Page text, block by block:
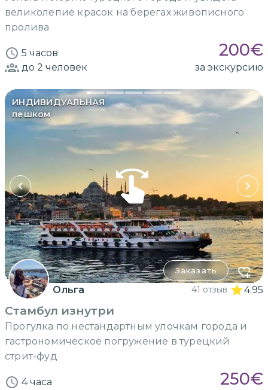
великолепие красок на берегах живописного
пролива
5 часов 200€
до 2 человек за экскурсию
ИНДИВИДУАЛЬНАЯ
пешком
Заказать
Ольга 41 отзыв 4.95
Стамбул изнутри
Прогулка по нестандартным улочкам города и
гастрономическое погружение в турецкий
стрит-фуд
4 часа 250€